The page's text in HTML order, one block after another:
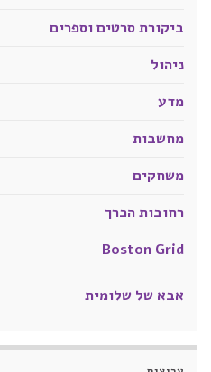
ביקורת סרטים וספרים
ניהול
מדע
מחשבות
משחקים
רחובות הכרך
Boston Grid
אבא של שלומית